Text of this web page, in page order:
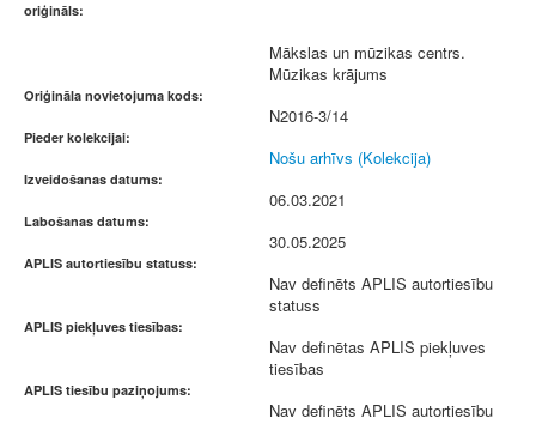
oriģināls:
Mākslas un mūzikas centrs.
Mūzikas krājums
Oriģināla novietojuma kods:
N2016-3/14
Pieder kolekcijai:
Nošu arhīvs (Kolekcija)
Izveidošanas datums:
06.03.2021
Labošanas datums:
30.05.2025
APLIS autortiesību statuss:
Nav definēts APLIS autortiesību
statuss
APLIS piekļuves tiesības:
Nav definētas APLIS piekļuves
tiesības
APLIS tiesību paziņojums:
Nav definēts APLIS autortiesību